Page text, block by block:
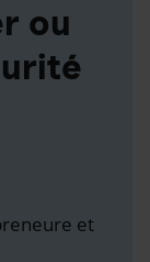
ou
et